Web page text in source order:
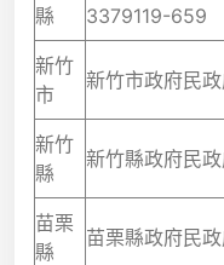
縣
3379119-659
新竹
市
新竹市政府民
新竹
縣
新竹縣政府民
苗栗
縣
苗栗縣政府民